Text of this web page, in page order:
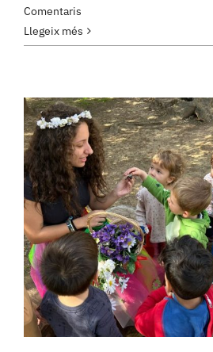
Comentaris
Llegeix més